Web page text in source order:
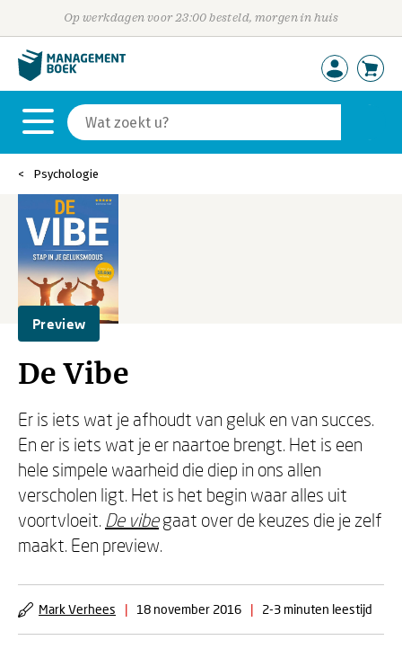
Op werkdagen voor 23:00 besteld, morgen in huis
Psychologie
Preview
De Vibe
Er is iets wat je afhoudt van geluk en van succes.
En er is iets wat je er naartoe brengt. Het is een
hele simpele waarheid die diep in ons allen
verscholen ligt. Het is het begin waar alles uit
voortvloeit. De vibegaat over de keuzes die je zelf
maakt. Een preview.
Mark Verhees | 18 november 2016 | 2-3 minuten leestijd